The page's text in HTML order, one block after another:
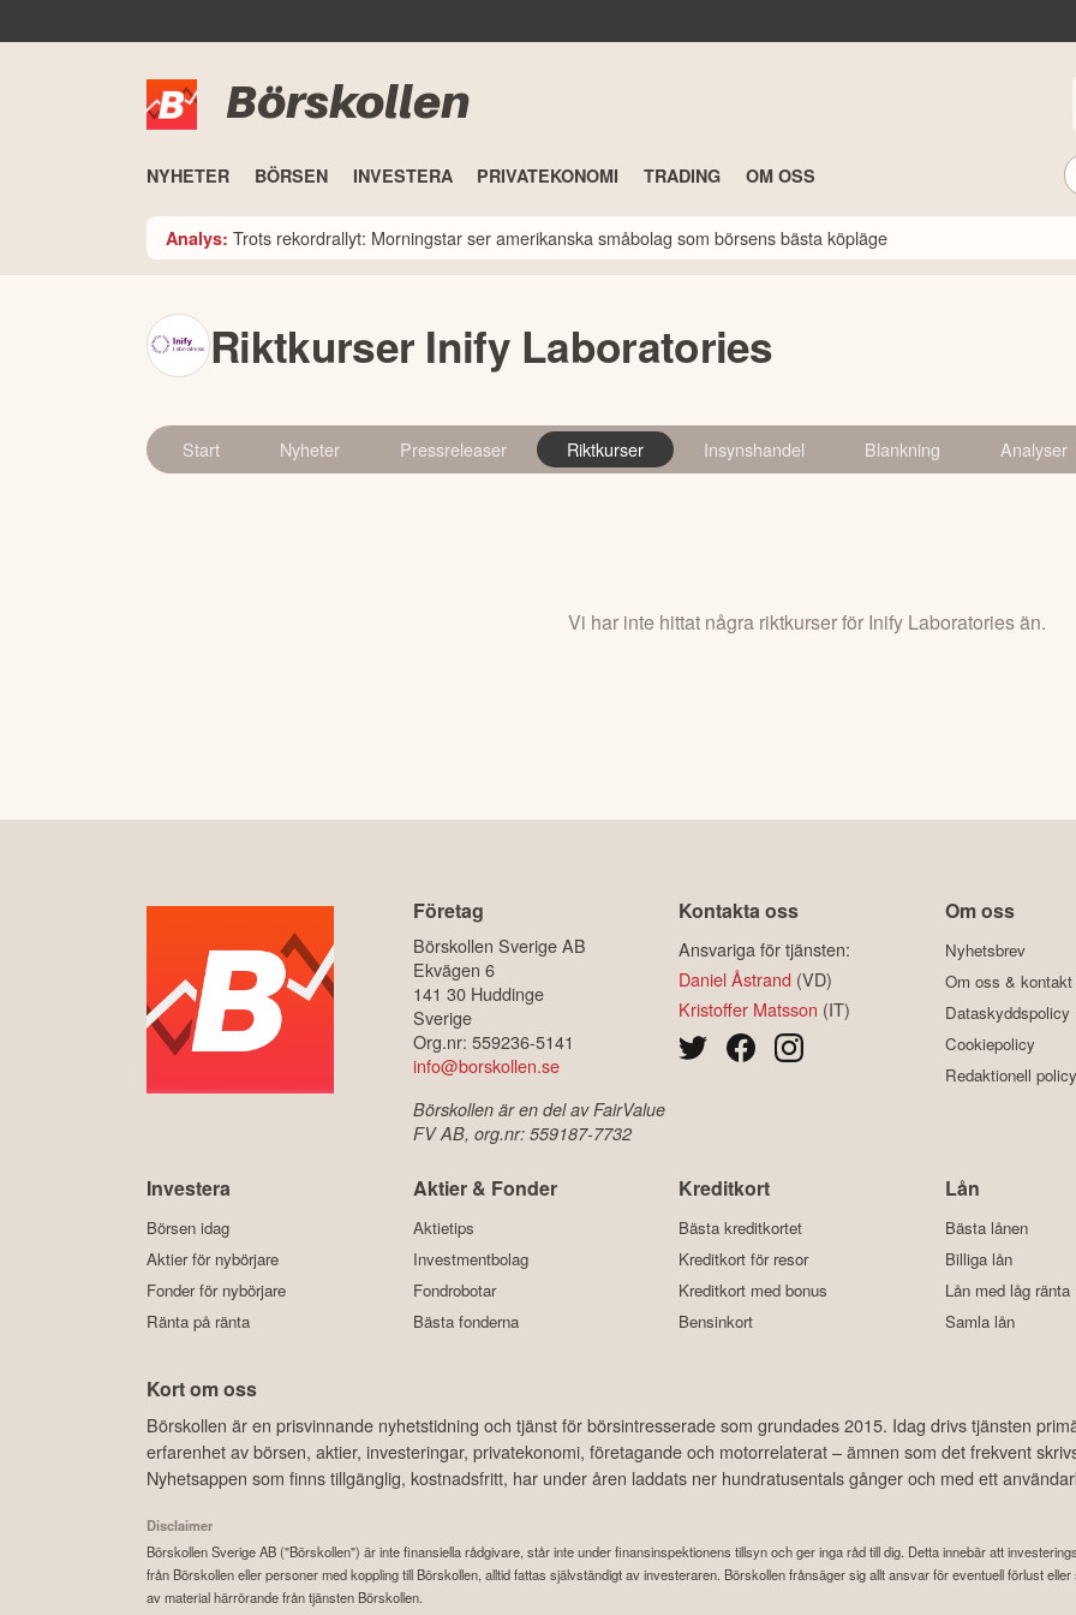
Börskollen
NYHETER BÖRSEN INVESTERA PRIVATEKONOMI TRADING OM OSS
Analys: Trots rekordrallyt: Morningstar ser amerikanska småbolag som börsens bästa köpläge
Riktkurser Inify Laboratories
Start Nyheter Pressreleaser Riktkurser Insynshandel Blankning Analyser
Vi har inte hittat några riktkurser för Inify Laboratories än.
Företag
Börskollen Sverige AB
Ekvägen 6
141 30 Huddinge
Sverige
Org.nr: 559236-5141
info@borskollen.se
Börskollen är en del av FairValue
FV AB, org.nr: 559187-7732
Kontakta oss
Ansvariga för tjänsten:
Daniel Åstrand (VD)
Kristoffer Matsson (IT)
Om oss
Nyhetsbrev
Om oss & kontakt
Dataskyddspolicy
Cookiepolicy
Redaktionell policy
Investera
Börsen idag
Aktier för nybörjare
Fonder för nybörjare
Ränta på ränta
Aktier & Fonder
Aktietips
Investmentbolag
Fondrobotar
Bästa fonderna
Kreditkort
Bästa kreditkortet
Kreditkort för resor
Kreditkort med bonus
Bensinkort
Lån
Bästa lånen
Billiga lån
Lån med låg ränta
Samla lån
Kort om oss
Börskollen är en prisvinnande nyhetstidning och tjänst för börsintresserade som grundades 2015. Idag drivs tjänsten
erfarenhet av börsen, aktier, investeringar, privatekonomi, företagande och motorrelaterat – ämnen som det frekvent
Nyhetsappen som finns tillgänglig, kostnadsfritt, har under åren laddats ner hundratusentals gånger och med ett
Disclaimer
Börskollen Sverige AB ("Börskollen") är inte finansiella rådgivare, står inte under finansinspektionens tillsyn och ger inga råd till dig. Detta innebär att
från Börskollen eller personer med koppling till Börskollen, alltid fattas självständigt av investeraren. Börskollen frånsäger sig allt ansvar för eventuell förlust
av material härrörande från tjänsten Börskollen.